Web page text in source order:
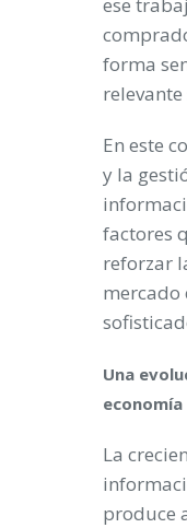
forma
En este
y la
factores
reforzar
mercado
Una
La
produce